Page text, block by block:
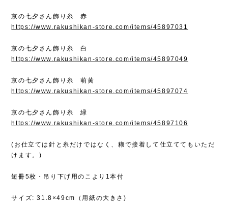
京の七夕さん飾り糸 赤
https://www.rakushikan-store.com/items/45897031
京の七夕さん飾り糸 白
https://www.rakushikan-store.com/items/45897049
京の七夕さん飾り糸 萌黄
https://www.rakushikan-store.com/items/45897074
京の七夕さん飾り糸 緑
https://www.rakushikan-store.com/items/45897106
(お仕立ては針と糸だけではなく、糊で接着して仕立ててもいただ
けます。)
短冊5枚・吊り下げ用のこより1本付
サイズ: 31.8×49cm（用紙の大きさ)